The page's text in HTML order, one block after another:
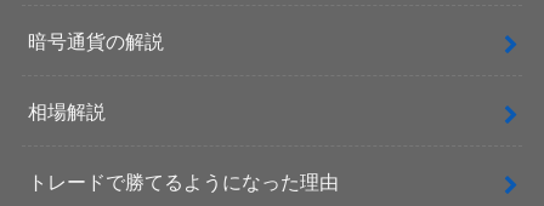
暗号通貨の解説
相場解説
トレードで勝てるようになった理由